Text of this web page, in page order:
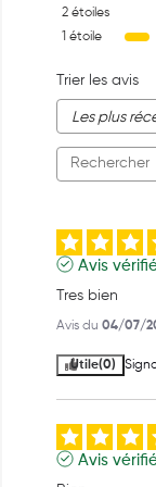
2 étoiles
1 étoile
Trier les avis
Avis
Tres bien
Avis du 04/07/
Utile(0)
Avis